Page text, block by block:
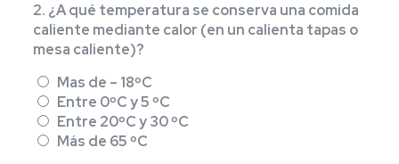
2. ¿A qué temperatura se conserva una comida
caliente mediante calor (en un calienta tapas o
mesa caliente)?
Mas de – 18ºC
Entre 0ºC y 5 ºC
Entre 20ºC y 30 ºC
Más de 65 ºC